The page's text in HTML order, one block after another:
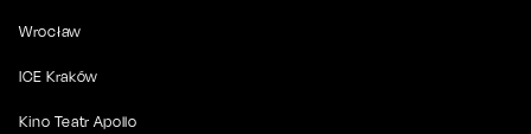
Wrocław
ICE Kraków
Kino Teatr Apollo